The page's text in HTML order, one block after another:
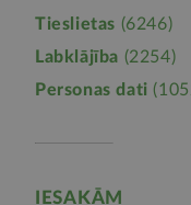
Tieslietas (6246)
Labklājība (2254)
Personas dati
IESAKĀM